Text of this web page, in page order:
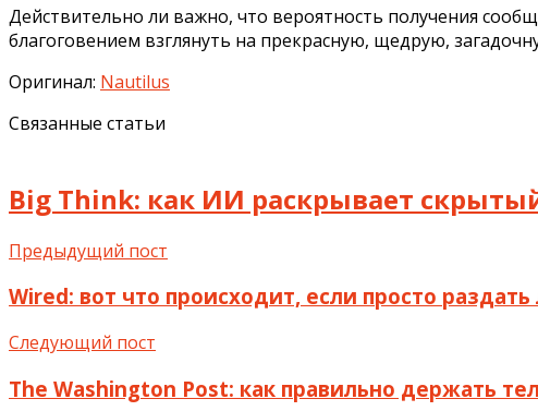
Действительно ли важно, что вероятность получения
благоговением взглянуть на прекрасную, щедрую,
Оригинал: Nautilus
Связанные статьи
Big Think: как ИИ раскрывает
Предыдущий пост
Wired: вот что происходит, если просто
Следующий пост
The Washington Post: как правильно держать